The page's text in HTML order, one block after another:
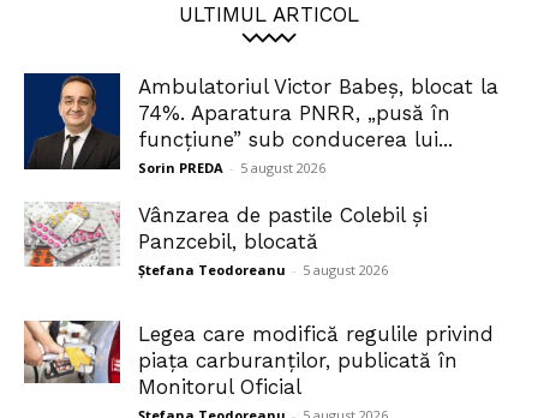
ULTIMUL ARTICOL
Ambulatoriul Victor Babeș, blocat la
74%. Aparatura PNRR, „pusă în
funcțiune” sub conducerea lui...
Sorin PREDA - 5 august 2026
Vânzarea de pastile Colebil și
Panzcebil, blocată
Ștefana Teodoreanu - 5 august 2026
Legea care modifică regulile privind
piața carburanților, publicată în
Monitorul Oficial